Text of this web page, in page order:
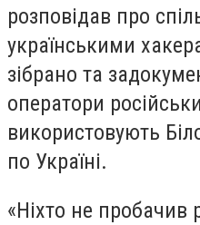
розповідав про
українськими
зібрано та
оператори
використовують
по Україні.
«Ніхто не